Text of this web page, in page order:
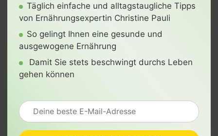
Täglich einfache und alltagstaugliche Tipps
von Ernährungsexpertin Christine Pauli
So gelingt Ihnen eine gesunde und
ausgewogene Ernährung
Damit Sie stets beschwingt durchs Leben
gehen können